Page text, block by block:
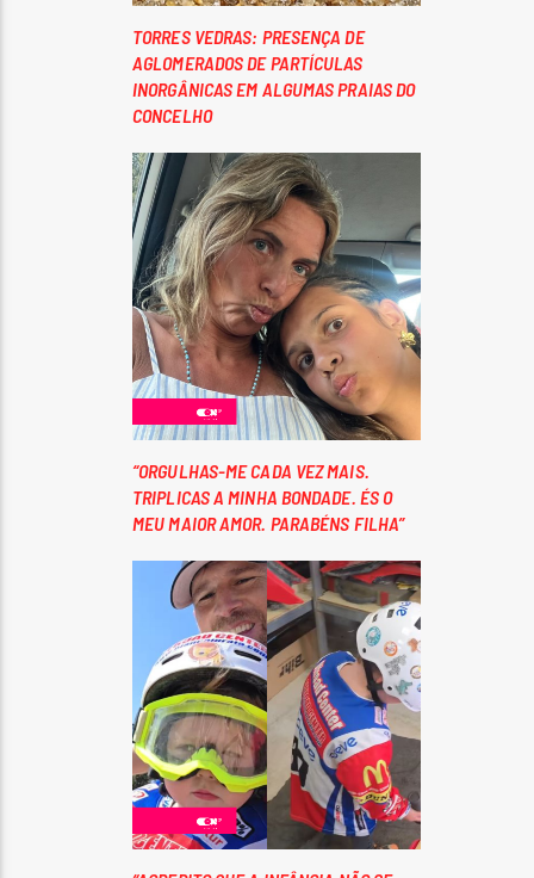
TORRES VEDRAS: PRESENÇA DE
AGLOMERADOS DE PARTÍCULAS
INORGÂNICAS EM ALGUMAS PRAIAS DO
CONCELHO
“ORGULHAS-ME CADA VEZ MAIS.
TRIPLICAS A MINHA BONDADE. ÉS O
MEU MAIOR AMOR. PARABÉNS FILHA”